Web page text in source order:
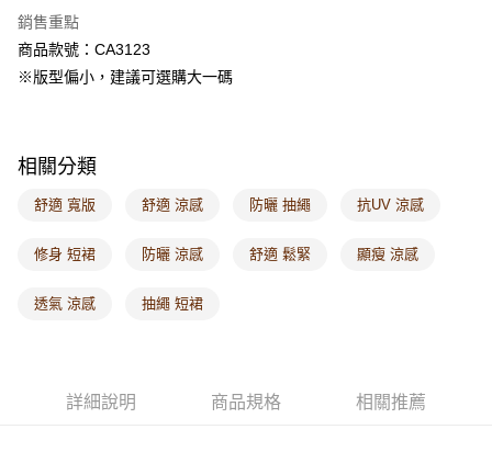
每筆NT$60，滿NT$1,000(含以上)免運費
宅配
每筆NT$60，滿NT$1,000(含以上)免運費
海外配送-港/澳/新/馬/泰國專屬 查看運費
海外配送-其他亞洲地區 查看運費
銷售重點
商品款號：CA3123
※版型偏小，建議可選購大一碼
相關分類
舒適 寬版 舒適 涼感 防曬 抽繩 抗UV 涼感
修身 短裙 防曬 涼感 舒適 鬆緊 顯瘦 涼感
透氣 涼感 抽繩 短裙
詳細說明 商品規格 相關推薦